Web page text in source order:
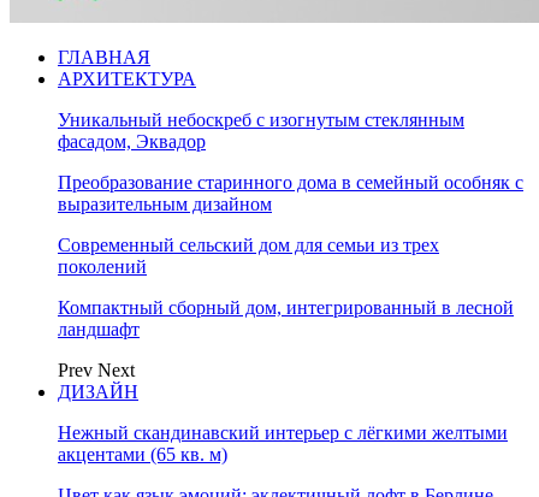
ГЛАВНАЯ
АРХИТЕКТУРА
Уникальный небоскреб с изогнутым стеклянным
фасадом, Эквадор
Преобразование старинного дома в семейный особняк с
выразительным дизайном
Современный сельский дом для семьи из трех
поколений
Компактный сборный дом, интегрированный в лесной
ландшафт
Prev Next
ДИЗАЙН
Нежный скандинавский интерьер с лёгкими желтыми
акцентами (65 кв. м)